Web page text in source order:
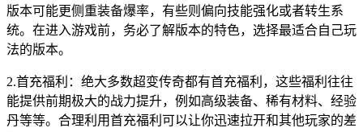
版本可能更侧重装备爆率，有些则偏向技能强化或者转生系
统。在进入游戏前，务必了解版本的特色，选择最适合自己玩
法的版本。
2.首充福利：绝大多数超变传奇都有首充福利，这些福利往往
能提供前期极大的战力提升，例如高级装备、稀有材料、经验
丹等等。合理利用首充福利可以让你迅速拉开和其他玩家的差